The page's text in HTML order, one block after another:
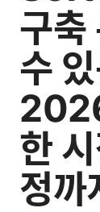
구축
수
한
정까